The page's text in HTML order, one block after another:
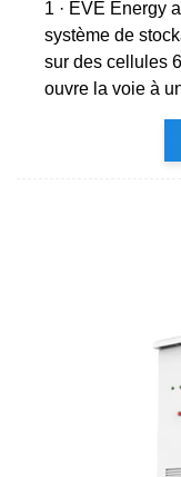
1 · EVE Energy
système de
sur des cellules
ouvre la voie à